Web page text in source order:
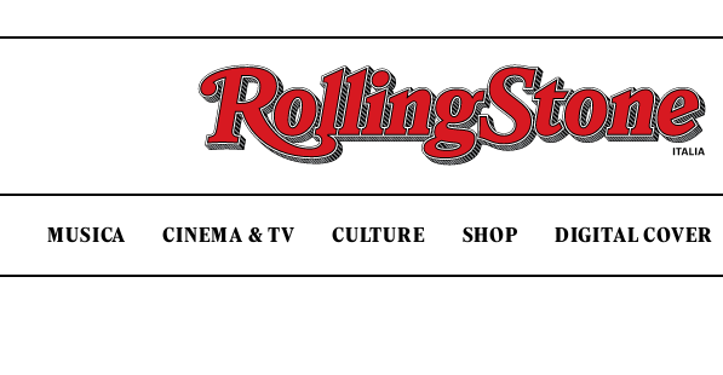
Rolling Stone Italia
MUSICA CINEMA & TV CULTURE SHOP DIGITAL COVER